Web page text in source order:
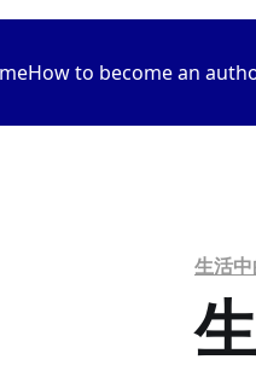
How to become an
生活